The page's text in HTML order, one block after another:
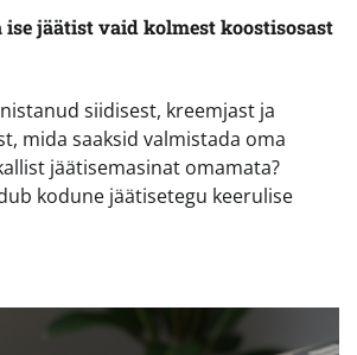
ise jäätist vaid kolmest koostisosast
siidisest, kreemjast ja
mida saaksid valmistada oma
jäätisemasinat omamata?
kodune jäätisetegu keerulise